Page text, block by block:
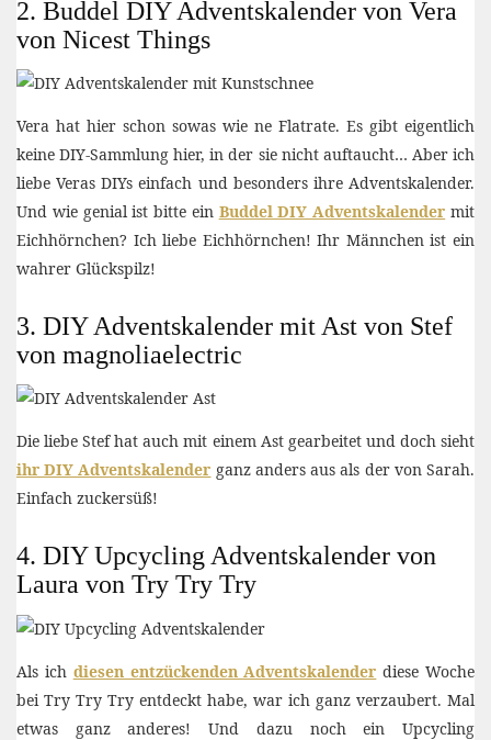
2. Buddel DIY Adventskalender von Vera
von Nicest Things
Vera hat hier schon sowas wie ne Flatrate. Es gibt eigentlich
keine DIY-Sammlung hier, in der sie nicht auftaucht… Aber ich
liebe Veras DIYs einfach und besonders ihre Adventskalender.
Und wie genial ist bitte ein Buddel DIY Adventskalender mit
Eichhörnchen? Ich liebe Eichhörnchen! Ihr Männchen ist ein
wahrer Glückspilz!
3. DIY Adventskalender mit Ast von Stef
von magnoliaelectric
Die liebe Stef hat auch mit einem Ast gearbeitet und doch sieht
ihr DIY Adventskalender ganz anders aus als der von Sarah.
Einfach zuckersüß!
4. DIY Upcycling Adventskalender von
Laura von Try Try Try
Als ich diesen entzückenden Adventskalender diese Woche
bei Try Try Try entdeckt habe, war ich ganz verzaubert. Mal
etwas ganz anderes! Und dazu noch ein Upcycling